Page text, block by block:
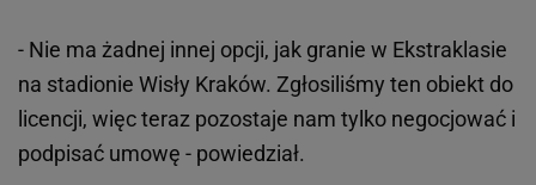
- Nie ma żadnej innej opcji, jak granie w Ekstraklasie
na stadionie Wisły Kraków. Zgłosiliśmy ten obiekt do
licencji, więc teraz pozostaje nam tylko negocjować i
podpisać umowę - powiedział.